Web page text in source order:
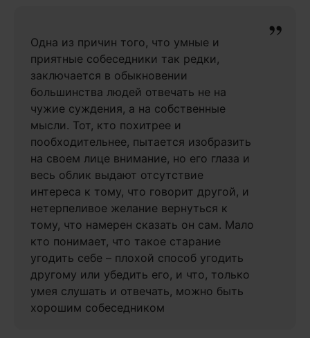
Одна из причин того, что умные и
приятные собеседники так редки,
заключается в обыкновении
большинства людей отвечать не на
чужие суждения, а на собственные
мысли. Тот, кто похитрее и
пообходительнее, пытается изобразить
на своем лице внимание, но его глаза и
весь облик выдают отсутствие
интереса к тому, что говорит другой, и
нетерпеливое желание вернуться к
тому, что намерен сказать он сам. Мало
кто понимает, что такое старание
угодить себе – плохой способ угодить
другому или убедить его, и что, только
умея слушать и отвечать, можно быть
хорошим собеседником